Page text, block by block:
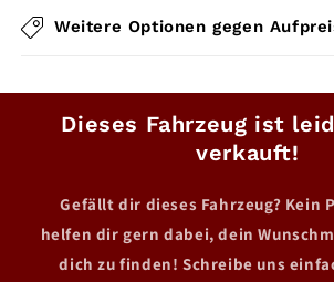
Weitere Optionen gegen
Dieses Fahrzeug ist
verkauft!
Gefällt dir dieses Fahrzeug? Kein
helfen dir gern dabei, dein
dich zu finden! Schreibe uns